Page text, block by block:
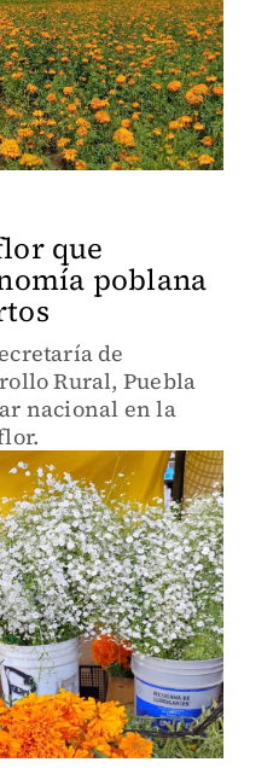
que
poblana
de
Rural, Puebla
nacional en la